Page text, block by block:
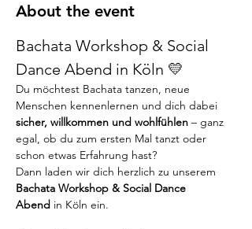
About the event
Bachata Workshop & Social
Dance Abend in Köln 💛
Du möchtest Bachata tanzen, neue
Menschen kennenlernen und dich dabei
sicher, willkommen und wohlfühlen – ganz
egal, ob du zum ersten Mal tanzt oder
schon etwas Erfahrung hast?
Dann laden wir dich herzlich zu unserem
Bachata Workshop & Social Dance
Abend in Köln ein.